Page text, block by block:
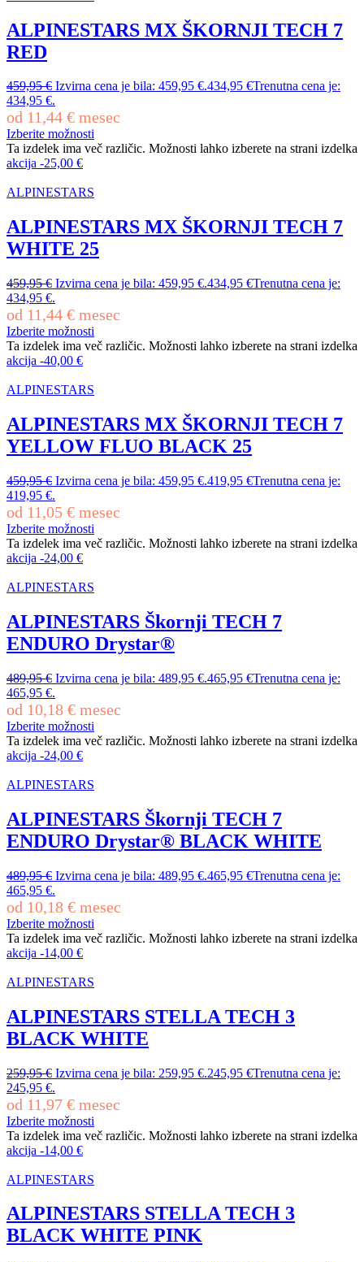
ALPINESTARS MX ŠKORNJI TECH 7
RED
459,95€ Izvirna cena je bila: 459,95 €.434,95 €Trenutna cena je:
434,95 €.
od 11,44 € mesec
Izberite možnosti
Ta izdelek ima več različic. Možnosti lahko izberete na strani izdelka
akcija -25,00 €
ALPINESTARS
ALPINESTARS MX ŠKORNJI TECH 7
WHITE 25
459,95€ Izvirna cena je bila: 459,95 €.434,95 €Trenutna cena je:
434,95 €.
od 11,44 € mesec
Izberite možnosti
Ta izdelek ima več različic. Možnosti lahko izberete na strani izdelka
akcija -40,00 €
ALPINESTARS
ALPINESTARS MX ŠKORNJI TECH 7
YELLOW FLUO BLACK 25
459,95€ Izvirna cena je bila: 459,95 €.419,95 €Trenutna cena je:
419,95 €.
od 11,05 € mesec
Izberite možnosti
Ta izdelek ima več različic. Možnosti lahko izberete na strani izdelka
akcija -24,00 €
ALPINESTARS
ALPINESTARS Škornji TECH 7
ENDURO Drystar®
489,95€ Izvirna cena je bila: 489,95 €.465,95 €Trenutna cena je:
465,95 €.
od 10,18 € mesec
Izberite možnosti
Ta izdelek ima več različic. Možnosti lahko izberete na strani izdelka
akcija -24,00 €
ALPINESTARS
ALPINESTARS Škornji TECH 7
ENDURO Drystar® BLACK WHITE
489,95€ Izvirna cena je bila: 489,95 €.465,95 €Trenutna cena je:
465,95 €.
od 10,18 € mesec
Izberite možnosti
Ta izdelek ima več različic. Možnosti lahko izberete na strani izdelka
akcija -14,00 €
ALPINESTARS
ALPINESTARS STELLA TECH 3
BLACK WHITE
259,95€ Izvirna cena je bila: 259,95 €.245,95 €Trenutna cena je:
245,95 €.
od 11,97 € mesec
Izberite možnosti
Ta izdelek ima več različic. Možnosti lahko izberete na strani izdelka
akcija -14,00 €
ALPINESTARS
ALPINESTARS STELLA TECH 3
BLACK WHITE PINK